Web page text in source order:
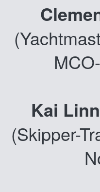
Kai
(Skipper-